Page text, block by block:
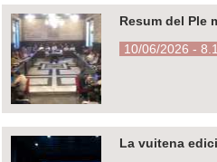
Resum del Ple
10/06/2026 -
La vuitena